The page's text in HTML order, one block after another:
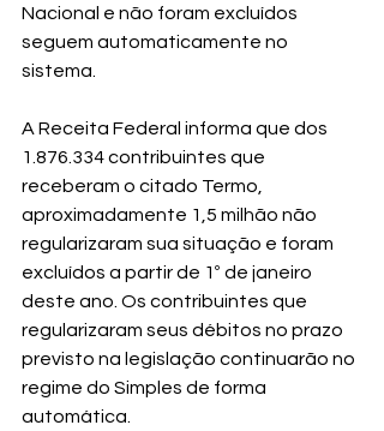
Nacional e não foram excluídos
seguem automaticamente no
sistema.
A Receita Federal informa que dos
1.876.334 contribuintes que
receberam o citado Termo,
aproximadamente 1,5 milhão não
regularizaram sua situação e foram
excluídos a partir de 1º de janeiro
deste ano . Os contribuintes que
regularizaram seus débitos no prazo
previsto na legislação continuarão no
regime do Simples de forma
automática.